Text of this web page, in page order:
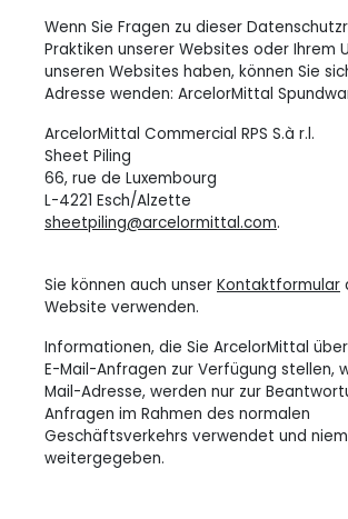
Wenn Sie Fragen zu dieser
Praktiken unserer Websites oder Ihrem
unseren Websites haben, können Sie
Adresse wenden: ArcelorMittal
ArcelorMittal Commercial RPS S.à r.l.
Sheet Piling
66, rue de Luxembourg
L-4221 Esch/Alzette
sheetpiling@arcelormittal.com.
Sie können auch unser Kontaktformular
Website verwenden.
Informationen, die Sie ArcelorMittal
E-Mail-Anfragen zur Verfügung stellen,
Mail-Adresse, werden nur zur
Anfragen im Rahmen des normalen
Geschäftsverkehrs verwendet und
weitergegeben.